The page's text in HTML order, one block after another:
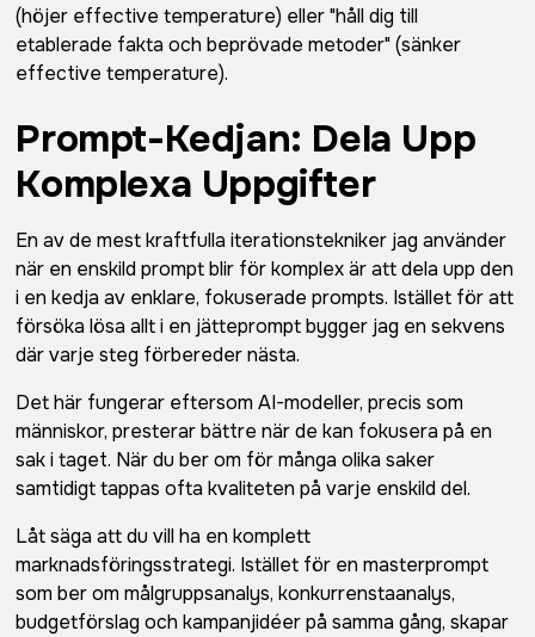
(höjer effective temperature) eller "håll dig till
etablerade fakta och beprövade metoder" (sänker
effective temperature).
Prompt-Kedjan: Dela Upp
Komplexa Uppgifter
En av de mest kraftfulla iterationstekniker jag använder
när en enskild prompt blir för komplex är att dela upp den
i en kedja av enklare, fokuserade prompts. Istället för att
försöka lösa allt i en jätteprompt bygger jag en sekvens
där varje steg förbereder nästa.
Det här fungerar eftersom AI-modeller, precis som
människor, presterar bättre när de kan fokusera på en
sak i taget. När du ber om för många olika saker
samtidigt tappas ofta kvaliteten på varje enskild del.
Låt säga att du vill ha en komplett
marknadsföringsstrategi. Istället för en masterprompt
som ber om målgruppsanalys, konkurrenstaanalys,
budgetförslag och kampanjidéer på samma gång, skapar